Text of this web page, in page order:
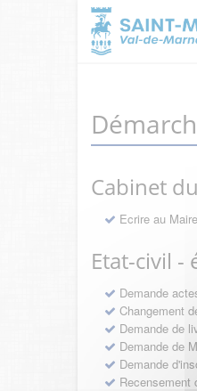
Cabinet
Ecrire au Maire
Etat-civil -
Demande
Changement
Demande de
Demande de
Demande
Recensement